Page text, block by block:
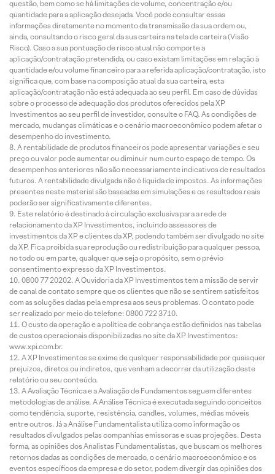
questão, bem como se há limitações de volume, concentração e/ou
quantidade para a aplicação desejada. Você pode consultar essas
informações diretamente no momento da transmissão da sua ordem ou,
ainda, consultando o risco geral da sua carteira na tela de carteira (Visão
Risco). Caso a sua pontuação de risco atual não comporte a
aplicação/contratação pretendida, ou caso existam limitações em relação à
quantidade e/ou volume financeiro para a referida aplicação/contratação, isto
significa que, com base na composição atual da sua carteira, esta
aplicação/contratação não está adequada ao seu perfil. Em caso de dúvidas
sobre o processo de adequação dos produtos oferecidos pela XP
Investimentos ao seu perfil de investidor, consulte o FAQ. As condições de
mercado, mudanças climáticas e o cenário macroeconômico podem afetar o
desempenho do investimento.
A rentabilidade de produtos financeiros pode apresentar variações e seu
preço ou valor pode aumentar ou diminuir num curto espaço de tempo. Os
desempenhos anteriores não são necessariamente indicativos de resultados
futuros. A rentabilidade divulgada não é líquida de impostos. As informações
presentes neste material são baseadas em simulações e os resultados reais
poderão ser significativamente diferentes.
Este relatório é destinado à circulação exclusiva para a rede de
relacionamento da XP Investimentos, incluindo assessores de
investimentos da XP e clientes da XP, podendo também ser divulgado no site
da XP. Fica proibida sua reprodução ou redistribuição para qualquer pessoa,
no todo ou em parte, qualquer que seja o propósito, sem o prévio
consentimento expresso da XP Investimentos.
0800 77 20202. A Ouvidoria da XP Investimentos tem a missão de servir
de canal de contato sempre que os clientes que não se sentirem satisfeitos
com as soluções dadas pela empresa aos seus problemas. O contato pode
ser realizado por meio do telefone: 0800 722 3710.
O custo da operação e a política de cobrança estão definidos nas tabelas
de custos operacionais disponibilizadas no site da XP Investimentos:
www.xpi.com.br.
A XP Investimentos se exime de qualquer responsabilidade por quaisquer
prejuízos, diretos ou indiretos, que venham a decorrer da utilização deste
relatório ou seu conteúdo.
A Avaliação Técnica e a Avaliação de Fundamentos seguem diferentes
metodologias de análise. A Análise Técnica é executada seguindo conceitos
como tendência, suporte, resistência, candles, volumes, médias móveis
entre outros. Já a Análise Fundamentalista utiliza como informação os
resultados divulgados pelas companhias emissoras e suas projeções. Desta
forma, as opiniões dos Analistas Fundamentalistas, que buscam os melhores
retornos dadas as condições de mercado, o cenário macroeconômico e os
eventos específicos da empresa e do setor, podem divergir das opiniões dos